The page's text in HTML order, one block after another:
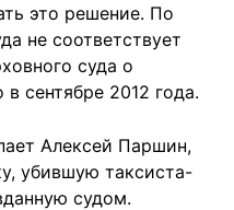
это решение. По
не соответствует
суда о
сентябре 2012 года.
Алексей Паршин,
убившую таксиста-
судом.